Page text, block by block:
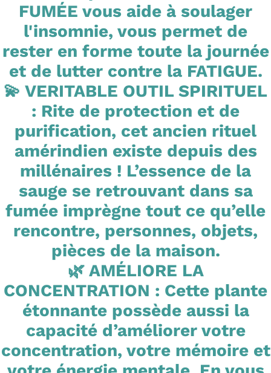
FUMÉE vous aide à soulager
l'insomnie, vous permet de
rester en forme toute la journée
et de lutter contre la FATIGUE.
💫 VERITABLE OUTIL SPIRITUEL
: Rite de protection et de
purification, cet ancien rituel
amérindien existe depuis des
millénaires ! L’essence de la
sauge se retrouvant dans sa
fumée imprègne tout ce qu’elle
rencontre, personnes, objets,
pièces de la maison.
🌿 AMÉLIORE LA
CONCENTRATION : Cette plante
étonnante possède aussi la
capacité d’améliorer votre
concentration, votre mémoire et